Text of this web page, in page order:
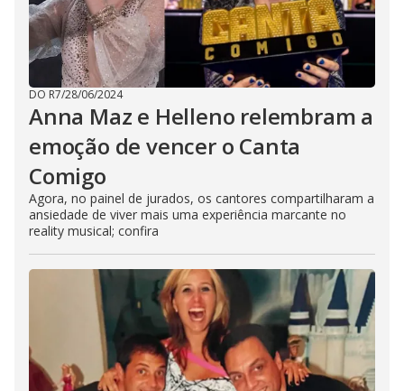
DO R7/28/06/2024
Anna Maz e Helleno relembram a
emoção de vencer o Canta
Comigo
Agora, no painel de jurados, os cantores compartilharam a
ansiedade de viver mais uma experiência marcante no
reality musical; confira